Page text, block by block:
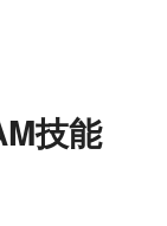
技能